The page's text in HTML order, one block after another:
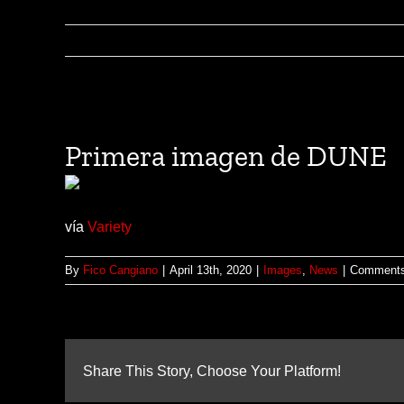
Larger
Image
Primera imagen de DUNE
vía Variety
By Fico Cangiano April 13th, 2020 Images, News
Share This Story, Choose Your Platform!